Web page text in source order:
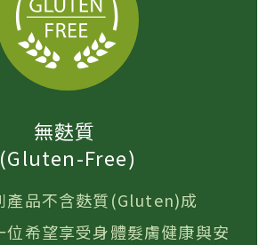
無麩質
(Gluten-Free)
產品不含麩質(Gluten)成
位希望享受身體髮膚健康與安